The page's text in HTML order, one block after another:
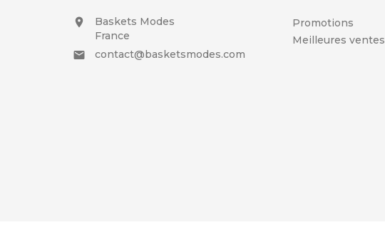

Baskets Modes
France

contact@basketsmodes.com
Promotions
Meilleures ventes